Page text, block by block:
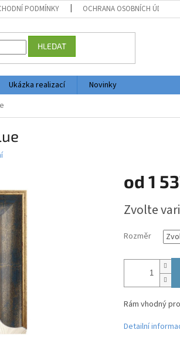
PODMÍNKY OCHRANA OSOBNÍCH ÚDAJŮ
HLEDAT
Ukázka realizací
Novinky
od 1
cena:
Zvolte
Rozměr
Rám vhodný
Detailní